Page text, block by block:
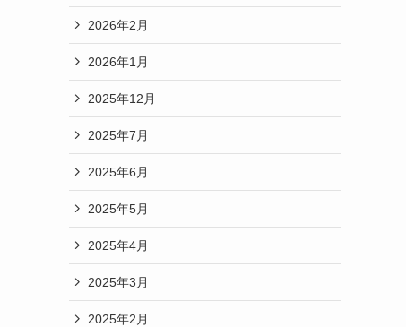
2026年2月
2026年1月
2025年12月
2025年7月
2025年6月
2025年5月
2025年4月
2025年3月
2025年2月